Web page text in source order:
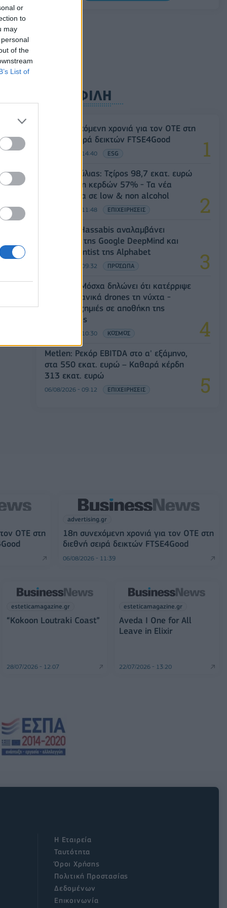
or
to
may
of the
List of
ΔΗΜΟΦΙΛΗ
18η συνεχόμενη χρονιά για τον ΟΤΕ στη
διεθνή σειρά δεικτών FTSE4Good
06/08/2026 - 14:40 ESG
Β.Σ. Καρούλιας: Τζίρος 98,7 εκατ. ευρώ
και αύξηση κερδών 57% - Τα νέα
στοιχήματα σε low & non alcohol
06/08/2026 - 11:48 ΕΠΙΧΕΙΡΗΣΕΙΣ
Ο Demis Hassabis αναλαμβάνει
Πρόεδρος της Google DeepMind και
Chief Scientist της Alphabet
06/08/2026 - 09:32 ΠΡΟΣΩΠΑ
Ρωσία: Η Μόσχα δηλώνει ότι κατέρριψε
605 ουκρανικά drones τη νύχτα -
Ελαφρές ζημιές σε αποθήκη της
Wildberries
06/08/2026 - 10:30 ΚΟΣΜΟΣ
Metlen: Ρεκόρ EBITDA στο α' εξάμηνο,
στα 550 εκατ. ευρώ – Καθαρά κέρδη
313 εκατ. ευρώ
06/08/2026 - 09:12 ΕΠΙΧΕΙΡΗΣΕΙΣ
ΟΤΕ στη
advertising.gr
18η συνεχόμενη χρονιά για τον ΟΤΕ στη
διεθνή σειρά δεικτών FTSE4Good
06/08/2026 - 11:39
esteticamagazine.gr
“Kokoon Loutraki Coast”
28/07/2026 - 12:07
esteticamagazine.gr
Aveda I One for All
Leave in Elixir
22/07/2026 - 13:20
Η Εταιρεία
Ταυτότητα
Όροι Χρήσης
Πολιτική Προστασίας
Δεδομένων
Επικοινωνία